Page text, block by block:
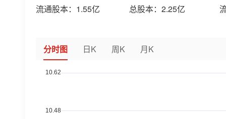
流通股本： 1.55亿 总股本： 2.25亿
分时图 日K 周K 月K